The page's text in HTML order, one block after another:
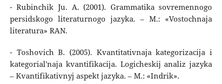
- Rubinchik Ju. A. (2001). Grammatika sovremennogo
persidskogo literaturnogo jazyka. – M.: «Vostochnaja
literatura» RAN.
- Toshovich B. (2005). Kvantitativnaja kategorizacija i
kategorial'naja kvantifikacija. Logicheskij analiz jazyka
– Kvantifikativnyj aspekt jazyka. – M.: «Indrik».